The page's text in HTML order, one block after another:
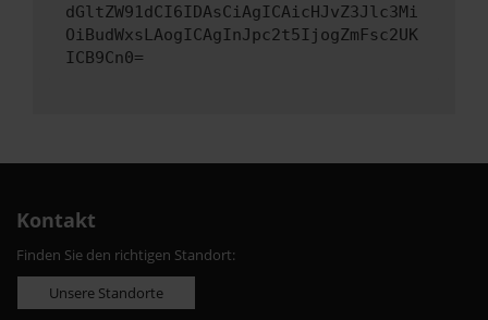
dGltZW91dCI6IDAsCiAgICAicHJvZ3Jlc3Mi
OiBudWxsLAogICAgInJpc2t5IjogZmFsc2UK
ICB9Cn0=
Kontakt
Finden Sie den richtigen Standort:
Unsere Standorte